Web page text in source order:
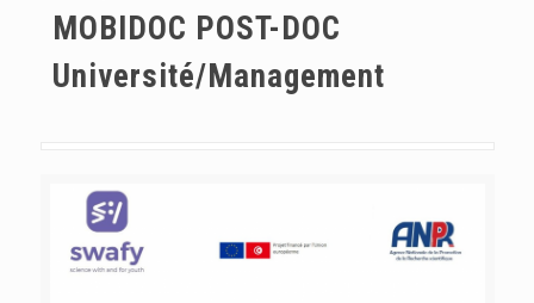
MOBIDOC POST-DOC
Université/Management